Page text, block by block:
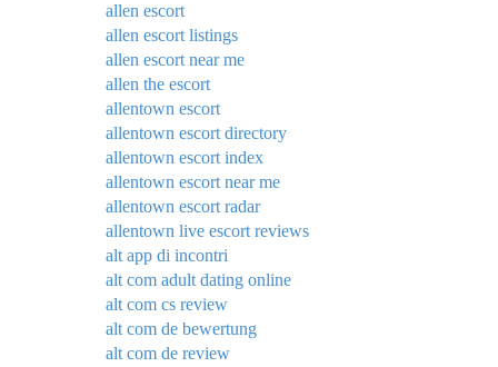
allen escort
allen escort listings
allen escort near me
allen the escort
allentown escort
allentown escort directory
allentown escort index
allentown escort near me
allentown escort radar
allentown live escort reviews
alt app di incontri
alt com adult dating online
alt com cs review
alt com de bewertung
alt com de review